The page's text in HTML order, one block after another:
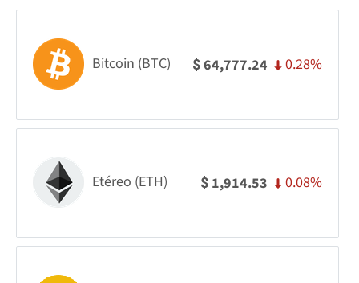
Bitcoin (BTC) $64,777.24 0.28%
Etéreo (ETH) $ 1,914.53 0.08%